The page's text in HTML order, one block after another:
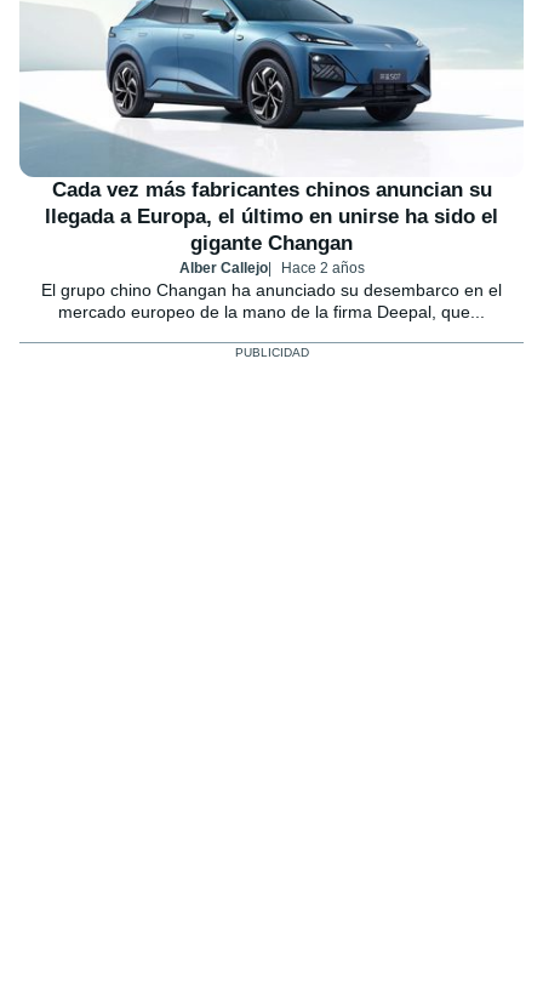
Cada vez más fabricantes chinos anuncian su
llegada a Europa, el último en unirse ha sido el
gigante Changan
Alber Callejo Hace 2 años
El grupo chino Changan ha anunciado su desembarco en el
mercado europeo de la mano de la firma Deepal, que...